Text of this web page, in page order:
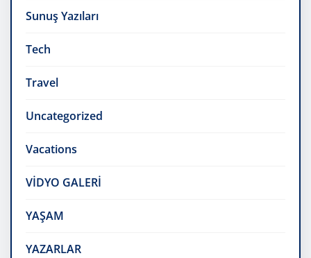
Sunuş Yazıları
Tech
Travel
Uncategorized
Vacations
VİDYO GALERİ
YAŞAM
YAZARLAR